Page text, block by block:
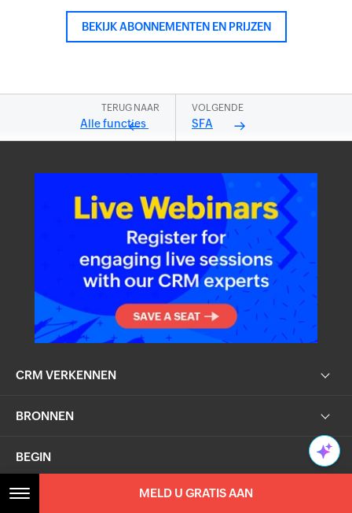
BEKIJK ABONNEMENTEN EN PRIJZEN
TERUG NAAR
Alle functies
VOLGENDE
SFA
CRM VERKENNEN
BRONNEN
BEGIN
CONTACT OPNEMEN MELD U GRATIS AAN